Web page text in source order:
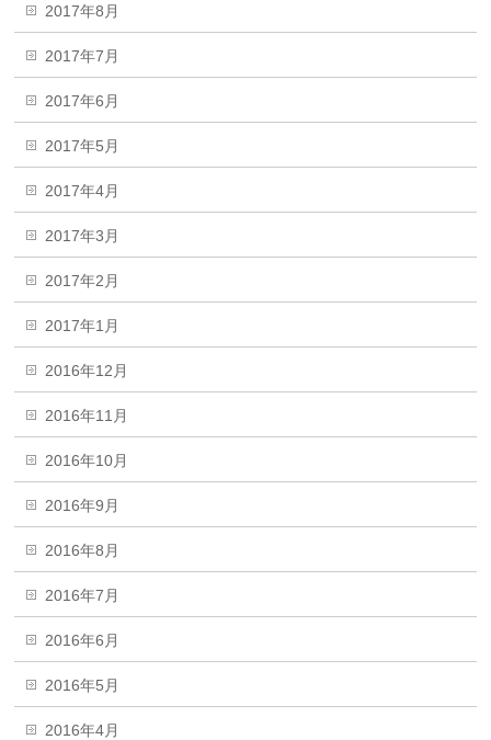
2017年8月
2017年7月
2017年6月
2017年5月
2017年4月
2017年3月
2017年2月
2017年1月
2016年12月
2016年11月
2016年10月
2016年9月
2016年8月
2016年7月
2016年6月
2016年5月
2016年4月